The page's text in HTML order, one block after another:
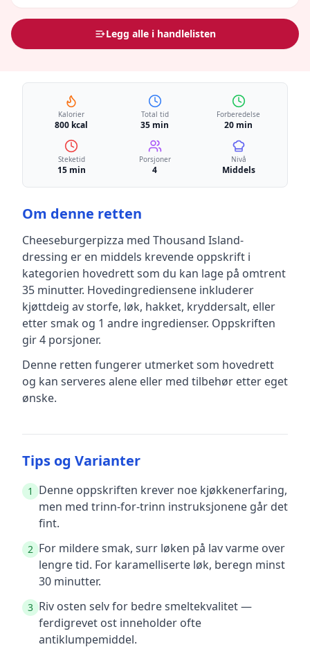
Legg alle i handlelisten
Kalorier
800 kcal
Total tid
35 min
Forberedelse
20 min
Steketid
15 min
Porsjoner
4
Nivå
Middels
Om denne retten
Cheeseburgerpizza med Thousand Island-
dressing er en middels krevende oppskrift i
kategorien hovedrettsom du kan lage på omtrent
35 minutter. Hovedingrediensene inkluderer
kjøttdeig av storfe, løk, hakket, kryddersalt, eller
etter smak og 1 andre ingredienser. Oppskriften
gir4 porsjoner.
Denne retten fungerer utmerket som hovedrett
og kan serveres alene eller med tilbehør etter eget
ønske.
Tips og Varianter
1
Denne oppskriften krever noe kjøkkenerfaring,
men med trinn-for-trinn instruksjonene går det
fint.
2 For mildere smak, surr løken på lav varme over
lengre tid. For karamelliserte løk, beregn minst
30 minutter.
3 Riv osten selv for bedre smeltekvalitet —
ferdigrevet ost inneholder ofte
antiklumpemiddel.